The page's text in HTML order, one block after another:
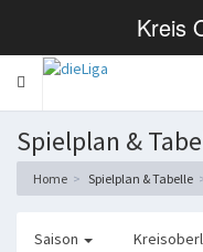
Kreis
Spielplan &
Home Spielplan & Tabelle
Saison